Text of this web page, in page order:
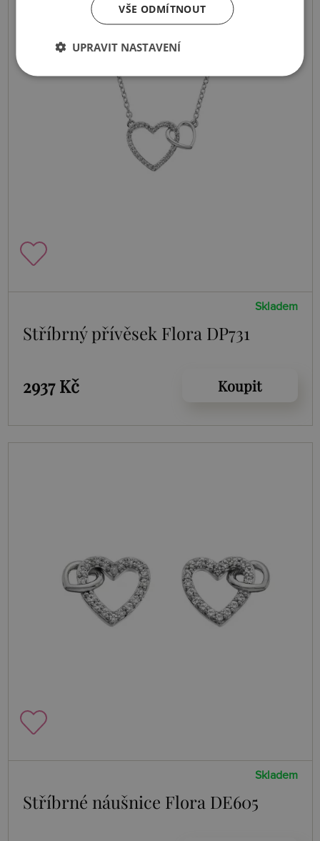
Skladem
Stříbrný přívěsek Flora DP731
2937 Kč Koupit
Skladem
Stříbrné náušnice Flora DE605
VŠE ODMÍTNOUT
UPRAVIT NASTAVENÍ